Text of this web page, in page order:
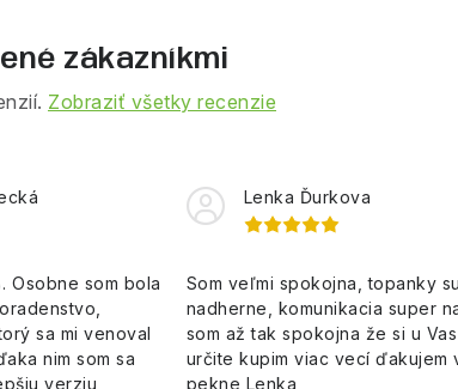
zákazníkmi
Zobraziť všetky recenzie
Osobne som bola
sa mi venoval
nim som sa
verziu
Lenka Ďurkova
Som veľmi spokojna, topanky su
nadherne, komunikacia super
som až tak spokojna že si u
určite kupim viac vecí ďakujem
pekne Lenka